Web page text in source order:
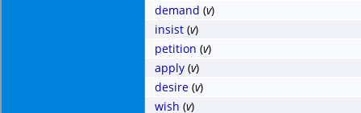
demand (v)
insist (v)
petition (v)
apply (v)
desire (v)
wish (v)